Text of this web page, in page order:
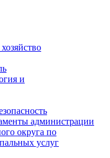
и
администрации
округа по
услуг